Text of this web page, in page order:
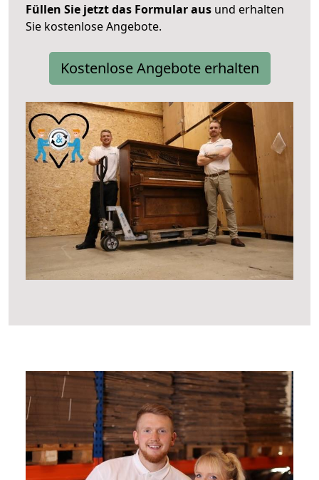
Füllen Sie jetzt das Formular aus und erhalten
Sie kostenlose Angebote.
Kostenlose Angebote erhalten